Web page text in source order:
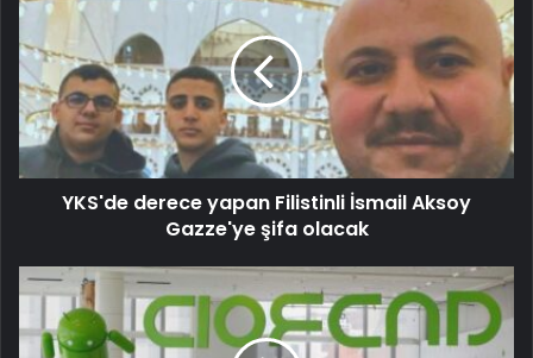
YKS'de derece yapan Filistinli İsmail Aksoy
Gazze'ye şifa olacak